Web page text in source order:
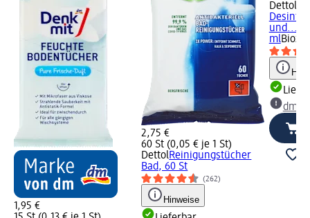
1,95 €
2,75 €
60 St (0,05 € je 1 St)
DettolReinigungstücher
Bad, 60 St
(262)
Hinweise
Dettol
und...,
ml
dm